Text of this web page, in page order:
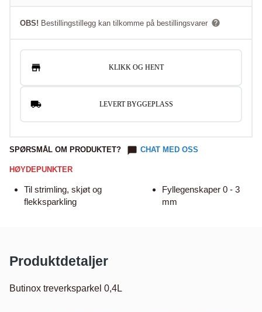
OBS! Bestillingstillegg kan tilkomme på bestillingsvarer
KLIKK OG HENT
LEVERT BYGGEPLASS
SPØRSMÅL OM PRODUKTET? CHAT MED OSS
HØYDEPUNKTER
Til strimling, skjøt og
flekksparkling
Fyllegenskaper 0 - 3
mm
Produktdetaljer
Butinox treverksparkel 0,4L